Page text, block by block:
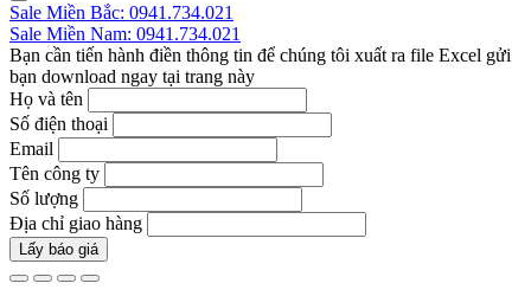
Sale Miền Bắc: 0941.734.021
Sale Miền Nam: 0941.734.021
Bạn cần tiến hành điền thông tin để chúng tôi xuất ra file Excel gửi
bạn download ngay tại trang này
Họ và tên
Số điện thoại
Email
Tên công ty
Số lượng
Địa chỉ giao hàng